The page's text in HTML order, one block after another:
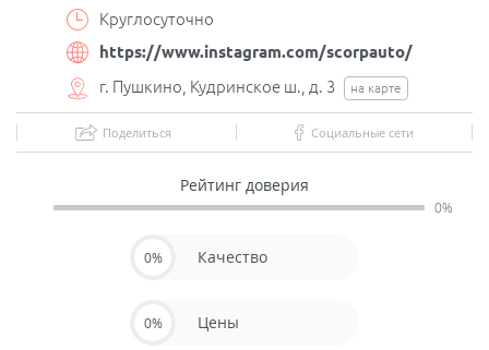
Круглосуточно
https://www.instagram.com/scorpauto/
г. Пушкино, Кудринское ш., д. 3
на карте
Поделиться Социальные сети
Рейтинг доверия
0%
0% Качество
0% Цены